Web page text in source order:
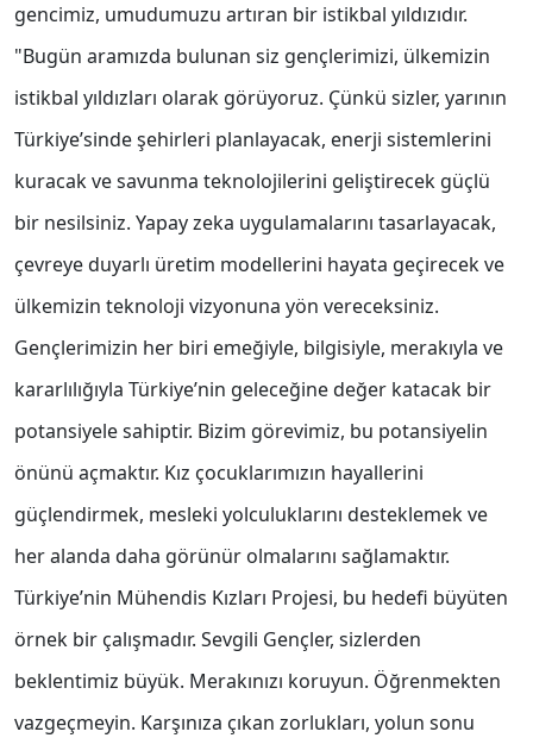
gencimiz, umudumuzu artıran bir istikbal yıldızıdır.
"Bugün aramızda bulunan siz gençlerimizi, ülkemizin
istikbal yıldızları olarak görüyoruz. Çünkü sizler, yarının
Türkiye’sinde şehirleri planlayacak, enerji sistemlerini
kuracak ve savunma teknolojilerini geliştirecek güçlü
bir nesilsiniz. Yapay zeka uygulamalarını tasarlayacak,
çevreye duyarlı üretim modellerini hayata geçirecek ve
ülkemizin teknoloji vizyonuna yön vereceksiniz.
Gençlerimizin her biri emeğiyle, bilgisiyle, merakıyla ve
kararlılığıyla Türkiye’nin geleceğine değer katacak bir
potansiyele sahiptir. Bizim görevimiz, bu potansiyelin
önünü açmaktır. Kız çocuklarımızın hayallerini
güçlendirmek, mesleki yolculuklarını desteklemek ve
her alanda daha görünür olmalarını sağlamaktır.
Türkiye’nin Mühendis Kızları Projesi, bu hedefi büyüten
örnek bir çalışmadır. Sevgili Gençler, sizlerden
beklentimiz büyük. Merakınızı koruyun. Öğrenmekten
vazgeçmeyin. Karşınıza çıkan zorlukları, yolun sonu